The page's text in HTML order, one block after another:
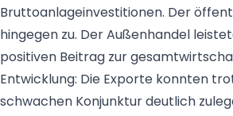
Bruttoanlageinvestitionen. Der
hingegen zu. Der Außenhandel
positiven Beitrag zur
Entwicklung: Die Exporte konnten
schwachen Konjunktur deutlich